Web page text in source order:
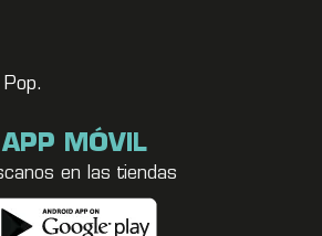
APP MÓVIL
en las tiendas